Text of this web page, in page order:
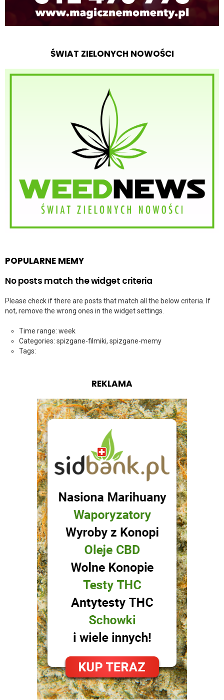
ŚWIAT ZIELONYCH NOWOŚCI
POPULARNE MEMY
No posts match the widget criteria
Please check if there are posts that match all the below criteria. If
not, remove the wrong ones in the widget settings.
Time range: week
Categories: spizgane-filmiki, spizgane-memy
Tags:
REKLAMA